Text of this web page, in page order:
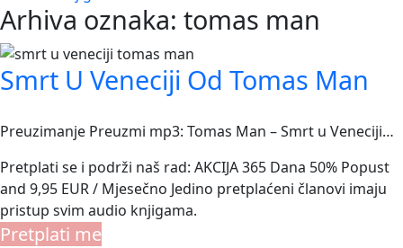
Arhiva oznaka: tomas man
Smrt U Veneciji Od Tomas Man
Preuzimanje Preuzmi mp3: Tomas Man – Smrt u Veneciji…
Pretplati se i podrži naš rad: AKCIJA 365 Dana 50% Popust
and 9,95 EUR / Mjesečno Jedino pretplaćeni članovi imaju
pristup svim audio knjigama.
Pretplati me